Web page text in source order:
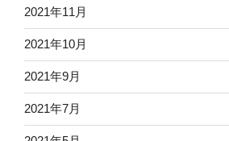
2021年11月
2021年10月
2021年9月
2021年7月